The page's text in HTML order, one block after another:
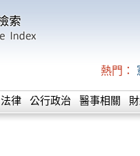
熱門：
法律 公行政治 醫事相關